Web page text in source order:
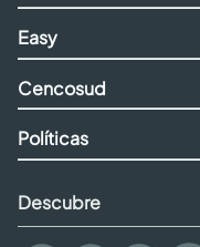
Easy
Cencosud
Políticas
Descubre